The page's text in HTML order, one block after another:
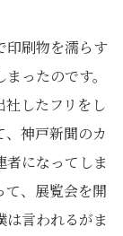
印刷物を濡らす
ったのです。
したフリをし
神戸新聞のカ
者になってしま
て、展覧会を開
は言われるがま